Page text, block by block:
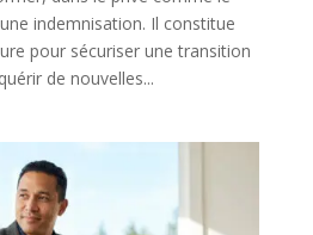
indemnisation. Il constitue
pour sécuriser une transition
de nouvelles...